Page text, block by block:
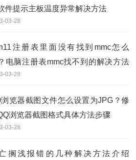
件提示主板温度异常解决方法
03-28
注册表里面没有找到mmc怎么
电脑注册表mmc找不到的解决方法
03-28
浏览器截图文件怎么设置为JPG？修
浏览器截图格式具体方法步骤
03-28
搁浅报错的几种解决方法介绍